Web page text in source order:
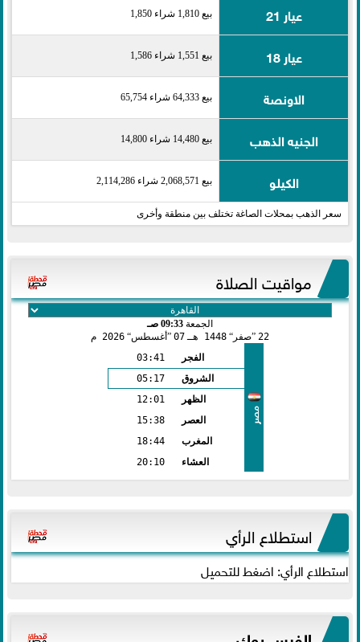
عيار 21 بيع 1,810 شراء 1,850
عيار 18 بيع 1,551 شراء 1,586
الاونصة بيع 64,333 شراء 65,754
الجنيه الذهب بيع 14,480 شراء 14,800
الكيلو بيع 2,068,571 شراء 2,114,286
سعر الذهب بمحلات الصاغة تختلف بين منطقة وأخرى
مواقيت الصلاة
الجمعة 09:33 صـ
22 صفر 1448 هـ 07 أغسطس 2026 م
مصر
الفجر
03:41
الشروق
05:17
الظهر
12:01
العصر
15:38
المغرب
18:44
العشاء
20:10
استطلاع الرأي
استطلاع الرأي: اضغط للتحميل